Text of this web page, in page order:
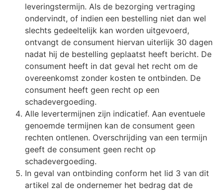
leveringstermijn. Als de bezorging vertraging
ondervindt, of indien een bestelling niet dan wel
slechts gedeeltelijk kan worden uitgevoerd,
ontvangt de consument hiervan uiterlijk 30 dagen
nadat hij de bestelling geplaatst heeft bericht. De
consument heeft in dat geval het recht om de
overeenkomst zonder kosten te ontbinden. De
consument heeft geen recht op een
schadevergoeding.
Alle levertermijnen zijn indicatief. Aan eventuele
genoemde termijnen kan de consument geen
rechten ontlenen. Overschrijding van een termijn
geeft de consument geen recht op
schadevergoeding.
In geval van ontbinding conform het lid 3 van dit
artikel zal de ondernemer het bedrag dat de